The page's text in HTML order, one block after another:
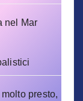
nel Mar
presto,